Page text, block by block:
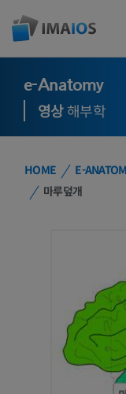
e-Anatomy
영상해부학
HOME E-
마루덮개